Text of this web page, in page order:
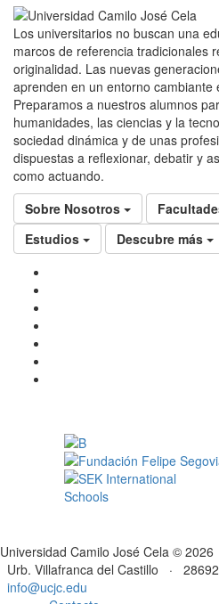
Los universitarios no buscan una
marcos de referencia tradicionales
originalidad. Las nuevas
aprenden en un entorno cambiante
Preparamos a nuestros alumnos
humanidades, las ciencias y la
sociedad dinámica y de unas
dispuestas a reflexionar, debatir y
como actuando.
Sobre Nosotros
Estudios
Descubre más
Universidad Camilo José Cela ©
Urb. Villafranca del Castillo ·
info@ucjc.edu